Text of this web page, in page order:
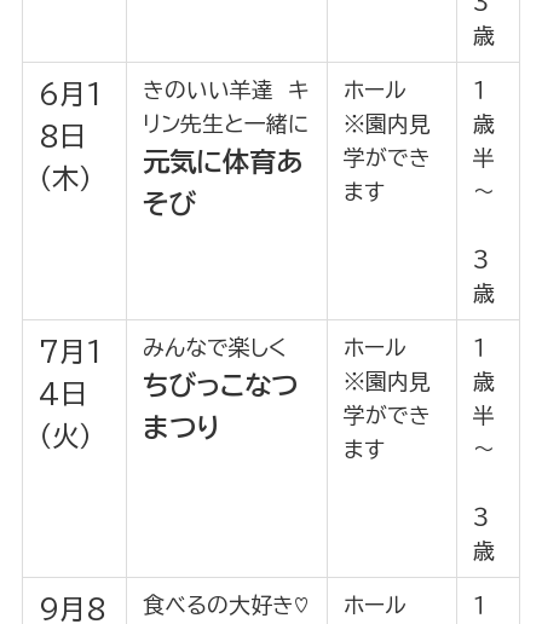
歳
6月1
8日
（木）
きのいい羊達 キ
リン先生と一緒に
元気に体育あ
そび
ホール
※園内見
学ができ
ます
１
歳
半
～
３
歳
7月1
4日
（火）
みんなで楽しく
ちびっこなつ
まつり
ホール
※園内見
学ができ
ます
１
歳
半
～
３
歳
9月8
食べるの大好き♡
ホール
１